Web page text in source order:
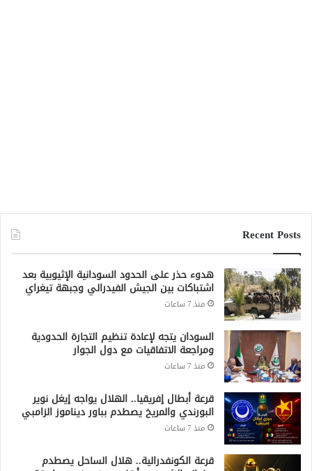
Recent Posts
هدوء حذر على الحدود السودانية الإثيوبية بعد
اشتباكات بين الجيش الفيدرالي وجبهة تيغراي
منذ 7 ساعات
السودان يتجه لإعادة تنظيم التجارة الحدودية
ومراجعة الاتفاقيات مع دول الجوار
منذ 7 ساعات
قرعة أبطال إفريقيا.. الهلال يواجه إيغل نوير
البورندي والمريخ يصطدم بباور ديناموز الزامبي
منذ 7 ساعات
قرعة الكونفدرالية.. هلال الساحل يصطدم